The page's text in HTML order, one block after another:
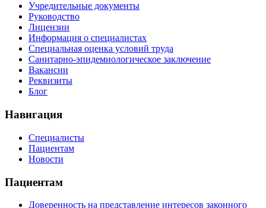
Учредительные документы
Руководство
Лицензии
Информация о специалистах
Специальная оценка условий труда
Санитарно-эпидемиологическое заключение
Вакансии
Реквизиты
Блог
Навигация
Специалисты
Пациентам
Новости
Пациентам
Доверенность на представление интересов законного